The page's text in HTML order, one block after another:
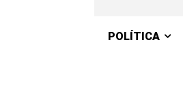
POLÍTICA